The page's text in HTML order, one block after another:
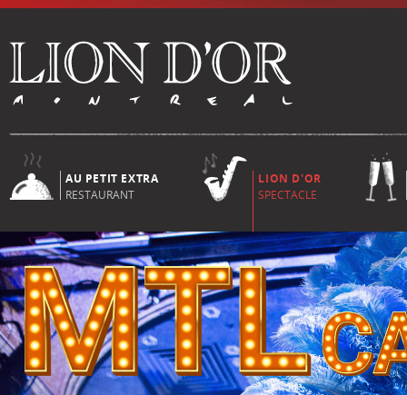
AU PETIT EXTRA
RESTAURANT
LION D'OR
SPECTACLE